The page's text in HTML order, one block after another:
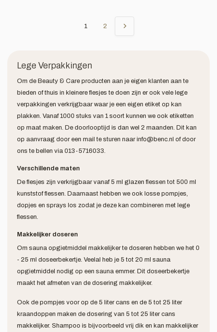
1 2
Lege Verpakkingen
Om de Beauty & Care producten aan je eigen klanten aan te
bieden of thuis in kleinere flesjes te doen zijn er ook vele lege
verpakkingen verkrijgbaar waar je een eigen etiket op kan
plakken. Vanaf 1000 stuks van 1 soort kunnen we ook etiketten
op maat maken. De doorlooptijd is dan wel 2 maanden. Dit kan
op aanvraag door een mail te sturen naar info@benc.nl of door
ons te bellen via 013-5716033.
Verschillende maten
De flesjes zijn verkrijgbaar vanaf 5 ml glazen flessen tot 500 ml
kunststof flessen. Daarnaast hebben we ook losse pompjes,
dopjes en sprays los zodat je deze kan combineren met lege
flessen.
Makkelijker doseren
Om sauna opgietmiddel makkelijker te doseren hebben we het 0
- 25 ml doseerbekertje. Veelal heb je 5 tot 20 ml sauna
opgietmiddel nodig op een sauna emmer. Dit doseerbekertje
maakt het afmeten van de dosering makkelijker.
Ook de pompjes voor op de 5 liter cans en de 5 tot 25 liter
kraandoppen maken de dosering van 5 tot 25 liter cans
makkelijker. Shampoo is bijvoorbeeld vrij dik en kan makkelijker